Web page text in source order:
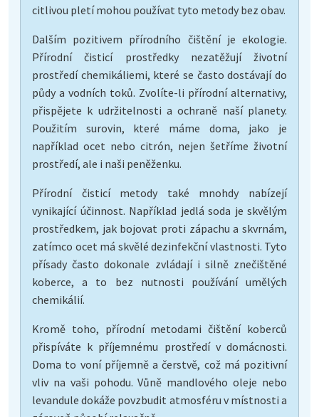
citlivou pletí mohou používat tyto metody bez obav.
Dalším pozitivem přírodního čištění je ekologie.
Přírodní čisticí prostředky nezatěžují životní
prostředí chemikáliemi, které se často dostávají do
půdy a vodních toků. Zvolíte-li přírodní alternativy,
přispějete k udržitelnosti a ochraně naší planety.
Použitím surovin, které máme doma, jako je
například ocet nebo citrón, nejen šetříme životní
prostředí, ale i naši peněženku.
Přírodní čisticí metody také mnohdy nabízejí
vynikající účinnost. Například jedlá soda je skvělým
prostředkem, jak bojovat proti zápachu a skvrnám,
zatímco ocet má skvělé dezinfekční vlastnosti. Tyto
přísady často dokonale zvládají i silně znečištěné
koberce, a to bez nutnosti používání umělých
chemikálií.
Kromě toho, přírodní metodami čištění koberců
přispíváte k příjemnému prostředí v domácnosti.
Doma to voní příjemně a čerstvě, což má pozitivní
vliv na vaši pohodu. Vůně mandlového oleje nebo
levandule dokáže povzbudit atmosféru v místnosti a